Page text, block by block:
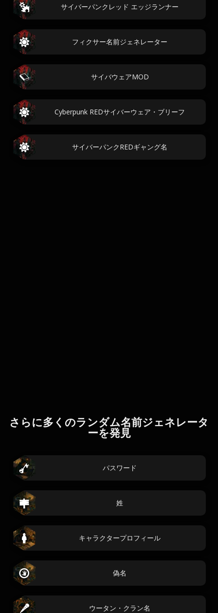
サイバーパンクレッド エッジランナー
フィクサー名前ジェネレーター
サイバウェアMOD
Cyberpunk REDサイバーウェア・ブリーフ
サイバーパンクREDギャング名
さらに多くのランダム名前ジェネレータ
ーを発見
パスワード
姓
キャラクタープロフィール
偽名
ウータン・クラン名